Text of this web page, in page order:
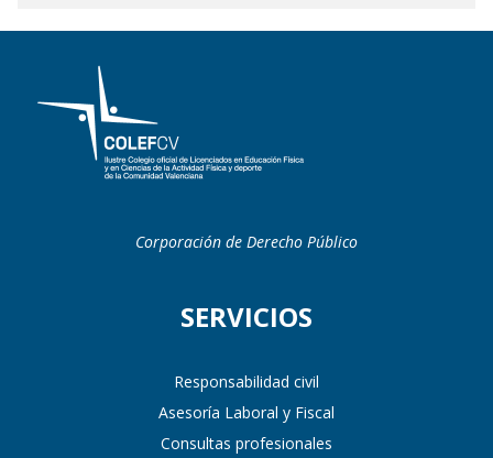
Corporación de Derecho Público
SERVICIOS
Responsabilidad civil
Asesoría Laboral y Fiscal
Consultas profesionales